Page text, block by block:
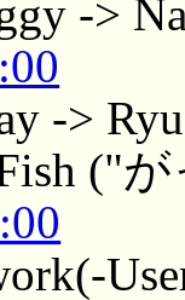
->
-> Ryu
("